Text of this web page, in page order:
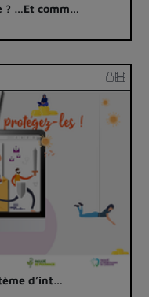
? …Et comm…
d’int…